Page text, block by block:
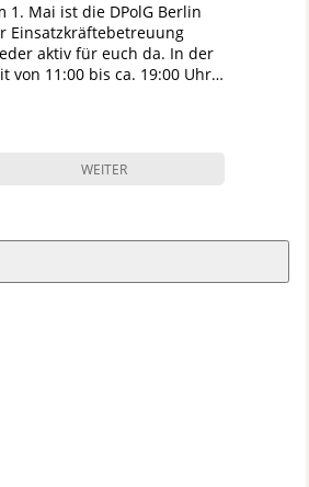
1. Mai ist die DPolG Berlin
Einsatzkräftebetreuung
aktiv für euch da. In der
von 11:00 bis ca. 19:00 Uhr…
WEITER